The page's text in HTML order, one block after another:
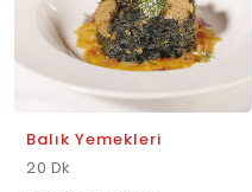
Balık Yemekleri
20 Dk